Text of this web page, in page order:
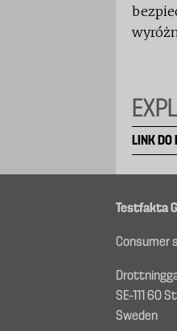
LINK DO
Testfakta
Consumer
SE–111 60
Sweden